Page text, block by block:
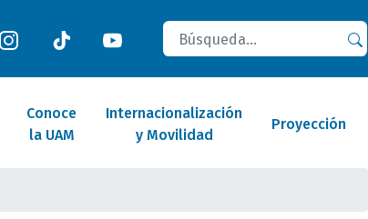
Buscar
Conoce
la UAM
Internacionalización
y Movilidad
Proyección